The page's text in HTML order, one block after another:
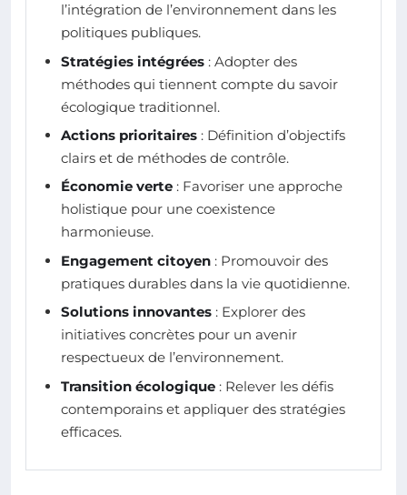
l’intégration de l’environnement dans les
politiques publiques.
Stratégies intégrées : Adopter des
méthodes qui tiennent compte du savoir
écologique traditionnel.
Actions prioritaires : Définition d’objectifs
clairs et de méthodes de contrôle.
Économie verte : Favoriser une approche
holistique pour une coexistence
harmonieuse.
Engagement citoyen : Promouvoir des
pratiques durables dans la vie quotidienne.
Solutions innovantes : Explorer des
initiatives concrètes pour un avenir
respectueux de l’environnement.
Transition écologique : Relever les défis
contemporains et appliquer des stratégies
efficaces.